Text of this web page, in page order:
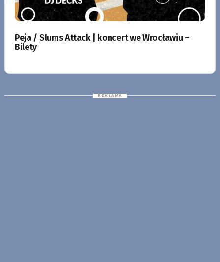
Peja / Slums Attack | koncert we Wrocławiu –
Bilety